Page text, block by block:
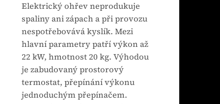
Elektrický ohřev neprodukuje
spaliny ani zápach a při provozu
nespotřebovává kyslík. Mezi
hlavní parametry patří výkon až
22 kW, hmotnost 20 kg. Výhodou
je zabudovaný prostorový
termostat, přepínání výkonu
jednoduchým přepínačem.